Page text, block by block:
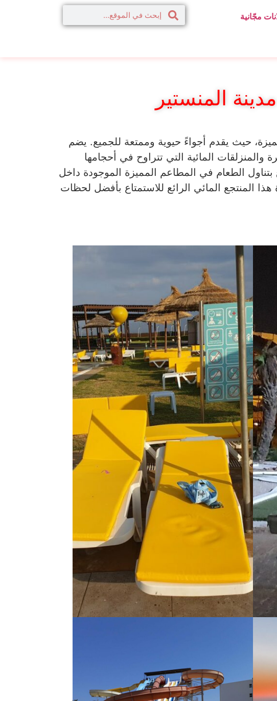
مجّانية
المنستير
حيث يقدم أجواءً حيوية وممتعة للجميع. يضم
والمنزلقات المائية التي تتراوح في أحجامها
الطعام في المطاعم المميزة الموجودة داخل
المنتجع المائي الرائع للاستمتاع بأفضل لحظات